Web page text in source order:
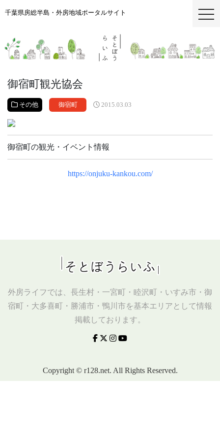
千葉県房総半島・外房地域ポータルサイト
御宿町観光協会
その他 御宿町 2015.03.03
御宿町の観光・イベント情報
https://onjuku-kankou.com/
外房ライフでは、長生村・一宮町・睦沢町・いすみ市・御
宿町・大多喜町・勝浦市・鴨川市を基本エリアとして情報
掲載しております。
Copyright © r128.net. All Rights Reserved.